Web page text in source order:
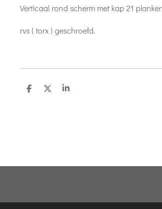
Verticaal rond scherm met kap 21
rvs ( torx ) geschroefd.
D
D
S